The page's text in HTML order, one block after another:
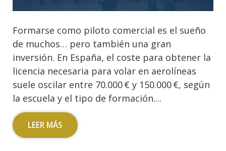
Formarse como piloto comercial es el sueño
de muchos… pero también una gran
inversión. En España, el coste para obtener la
licencia necesaria para volar en aerolíneas
suele oscilar entre 70.000 € y 150.000 €, según
la escuela y el tipo de formación....
LEER MÁS